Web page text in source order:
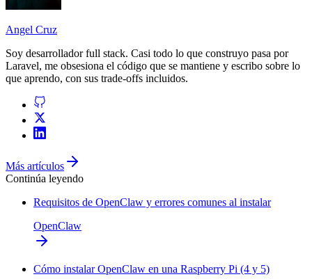
Angel Cruz
Soy desarrolladorfull stack. Casi todo lo que construyo pasa por
Laravel, me obsesiona el código que se mantiene y escribo sobre lo
que aprendo, con sus trade-offs incluidos.
Más artículos
Continúa leyendo
Requisitos de OpenClaw y errores comunes al instalar
OpenClaw
Cómo instalar OpenClaw en una Raspberry Pi (4 y 5)